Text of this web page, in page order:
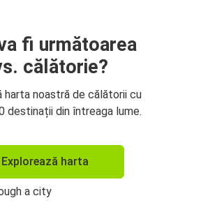
fi următoarea
călătorie?
harta noastră de călătorii cu
destinații din întreaga lume.
Explorează harta